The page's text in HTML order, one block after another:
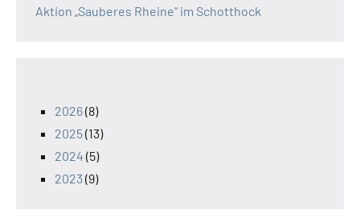
Aktion „Sauberes Rheine“ im Schotthock
2026(8)
2025(13)
2024 (5)
2023(9)